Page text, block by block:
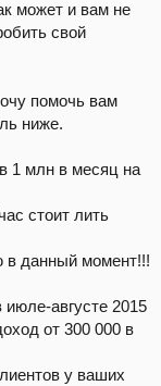
может и вам не
свой
помочь вам
ниже.
1 млн в месяц на
стоит лить
в данный момент!!!
августе 2015
от 300 000 в
у ваших